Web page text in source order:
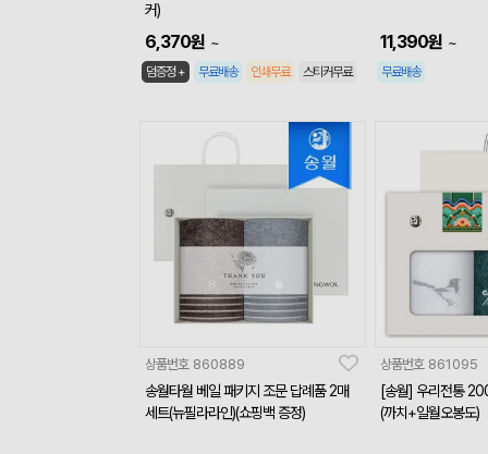
커)
6,370원 ~
덤증정 + 무료배송 인쇄무료 스티커무료
11,390원 ~
무료배송
상품번호 860889
송월타월 베일 패키지 조문 답례품 2매
세트(뉴필라라인)(쇼핑백 증정)
상품번호 861095
[송월] 우리전통
(까치+일월오봉도)